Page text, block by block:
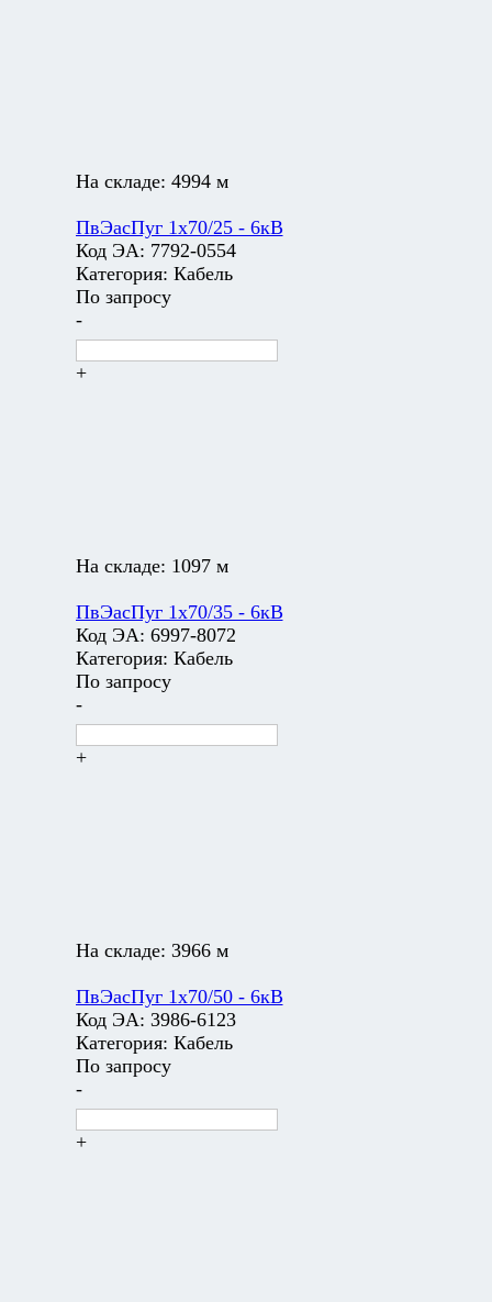
На складе: 4994 м
ПвЭасПуг 1х70/25 - 6кВ
Код ЭА: 7792-0554
Категория: Кабель
По запросу
-
+
На складе: 1097 м
ПвЭасПуг 1х70/35 - 6кВ
Код ЭА: 6997-8072
Категория: Кабель
По запросу
-
+
На складе: 3966 м
ПвЭасПуг 1х70/50 - 6кВ
Код ЭА: 3986-6123
Категория: Кабель
По запросу
-
+